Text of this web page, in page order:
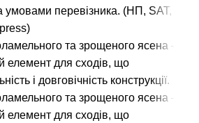
умовами перевізника. (НП, SAT,